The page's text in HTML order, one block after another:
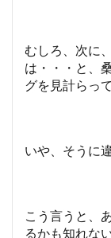
むしろ、次に
は・・・と、
グを見計らっ
いや、そうに
こう言うと、
るかも知れな